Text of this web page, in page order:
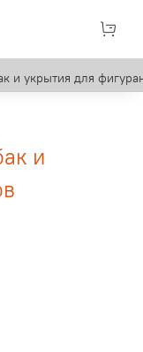
и укрытия для
и